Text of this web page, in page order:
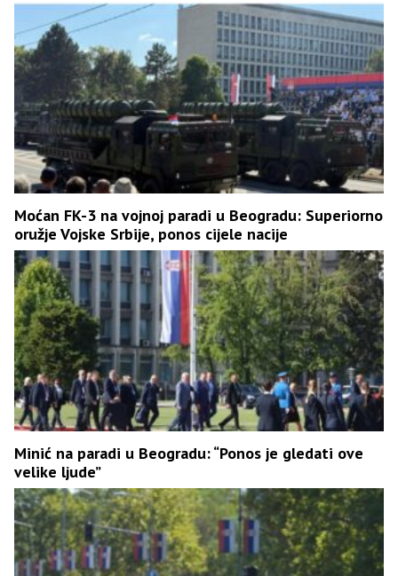
Moćan FK-3 na vojnoj paradi u Beogradu: Superiorno
oružje Vojske Srbije, ponos cijele nacije
Minić na paradi u Beogradu: “Ponos je gledati ove
velike ljude”